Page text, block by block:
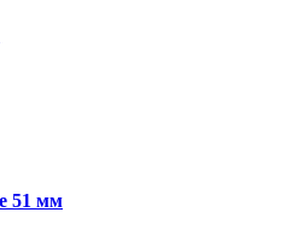
51 мм